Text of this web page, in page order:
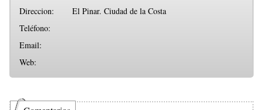
Direccion:
El Pinar. Ciudad de la Costa
Teléfono:
Email:
Web: